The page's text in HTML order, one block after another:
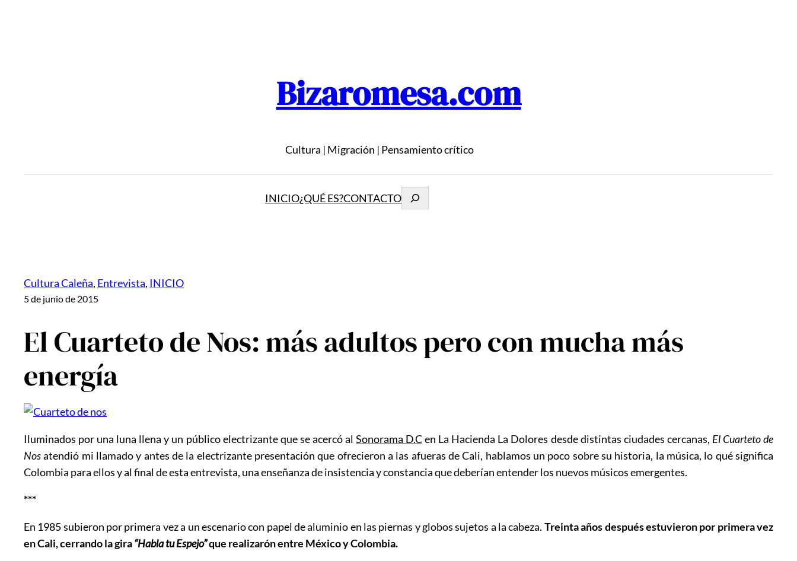
Bizaromesa.com
Cultura | Migración | Pensamiento crítico
INICIO¿QUÉ ES?CONTACTOBuscar
Cultura Caleña, Entrevista, INICIO
5 de junio de 2015
El Cuarteto de Nos: más adultos pero con mucha más
energía
Iluminados por una luna llena y un público electrizante que se acercó al Sonorama D.Cen La Hacienda La Dolores desde distintas ciudades cercanas, El Cuarteto de
Nosatendió mi llamado y antes de la electrizante presentación que ofrecieron a las afueras de Cali, hablamos un poco sobre su historia, la música, lo qué significa
Colombia para ellos y al final de esta entrevista, una enseñanza de insistencia y constancia que deberían entender los nuevos músicos emergentes.
***
En 1985 subieron por primera vez a un escenario con papel de aluminio en las piernas y globos sujetos a la cabeza. Treinta años después estuvieron por primera vez
en Cali, cerrando la gira“Habla tu Espejo”que realizarón entre México y Colombia.